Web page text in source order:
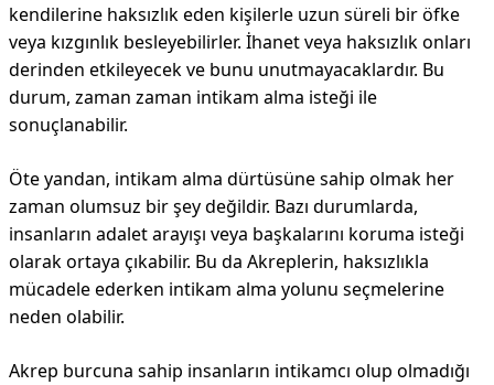
kendilerine haksızlık eden kişilerle uzun süreli bir öfke
veya kızgınlık besleyebilirler. İhanet veya haksızlık onları
derinden etkileyecek ve bunu unutmayacaklardır. Bu
durum, zaman zaman intikam alma isteği ile
sonuçlanabilir.
Öte yandan, intikam alma dürtüsüne sahip olmak her
zaman olumsuz bir şey değildir. Bazı durumlarda,
insanların adalet arayışı veya başkalarını koruma isteği
olarak ortaya çıkabilir. Bu da Akreplerin, haksızlıkla
mücadele ederken intikam alma yolunu seçmelerine
neden olabilir.
Akrep burcuna sahip insanların intikamcı olup olmadığı